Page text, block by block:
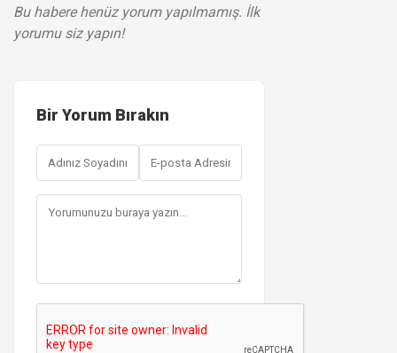
Bu habere henüz yorum yapılmamış. İlk
yorumu siz yapın!
Bir Yorum Bırakın